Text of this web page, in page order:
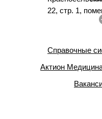
22, стр. 1,
Справочные
Актион